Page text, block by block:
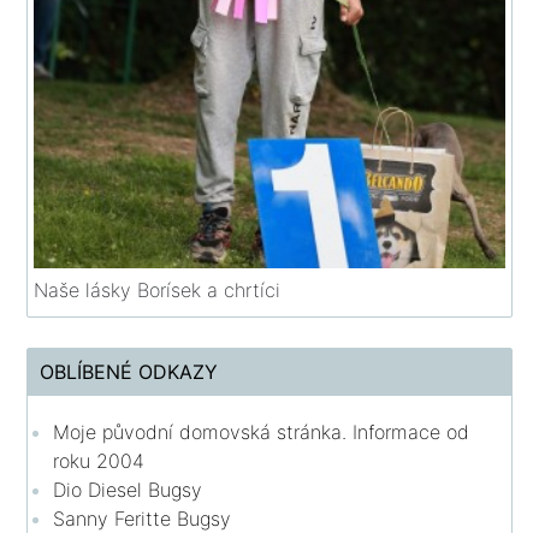
Naše lásky Borísek a chrtíci
OBLÍBENÉ ODKAZY
Moje původní domovská stránka. Informace od
roku 2004
Dio Diesel Bugsy
Sanny Feritte Bugsy